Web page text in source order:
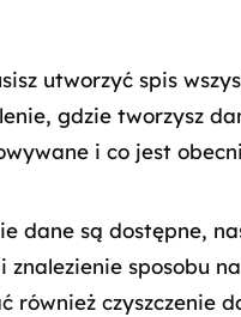
utworzyć spis
gdzie tworzysz
i co jest
dane są dostępne,
znalezienie sposobu
również czyszczenie